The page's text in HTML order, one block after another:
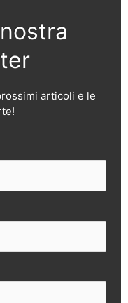
articoli e le